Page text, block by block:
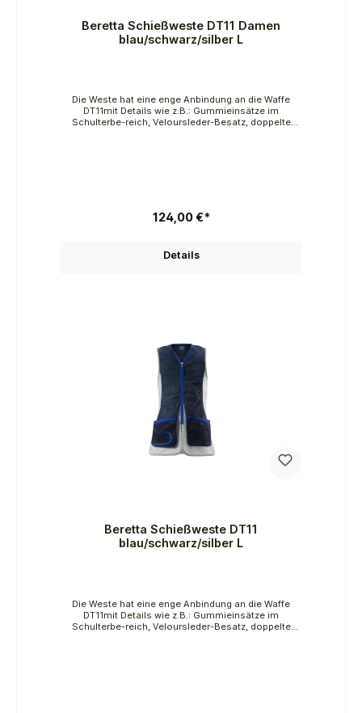
Beretta Schießweste DT11 Damen
blau/schwarz/silber L
Die Weste hat eine enge Anbindung an die Waffe
DT11mit Details wie z.B.: Gummieinsätze im
Schulterbe-reich, Veloursleder-Besatz, doppelte
124,00 €*
Details
Beretta Schießweste DT11
blau/schwarz/silber L
Die Weste hat eine enge Anbindung an die Waffe
DT11mit Details wie z.B.: Gummieinsätze im
Schulterbe-reich, Veloursleder-Besatz, doppelte